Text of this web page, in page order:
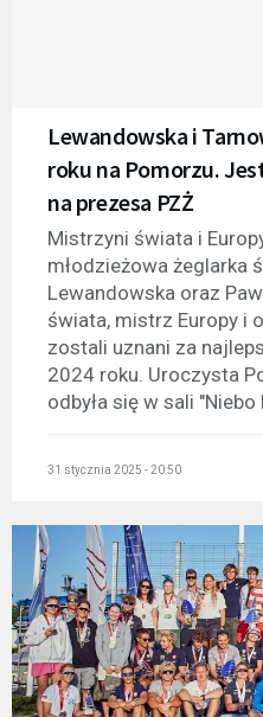
Lewandowska i
roku na Pomorzu.
na prezesa PZŻ
Mistrzyni świata i
młodzieżowa żeglarka
Lewandowska oraz
świata, mistrz Europy i
zostali uznani za
2024 roku. Uroczysta
odbyła się w sali
31 stycznia 2025 - 20:50